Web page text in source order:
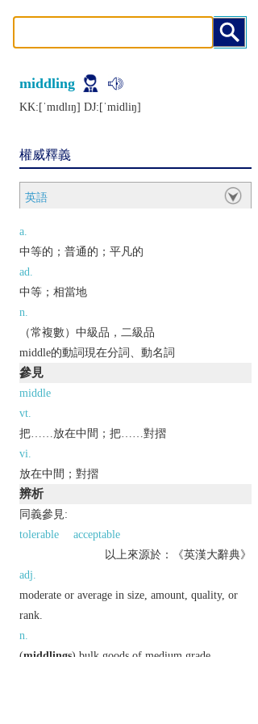
middling
KK:[ˈmɪdlɪŋ] DJ:[ˈmidliŋ]
權威釋義
英語
a.
中等的；普通的；平凡的
ad.
中等；相當地
n.
（常複數）中級品，二級品
middle的動詞現在分詞、動名詞
參見
middle
vt.
把……放在中間；把……對摺
vi.
放在中間；對摺
辨析
同義參見:
tolerable
acceptable
以上來源於：《英漢大辭典》
adj.
moderate or average in size, amount, quality, or
rank.
n.
(middlings) bulk goods of medium grade,